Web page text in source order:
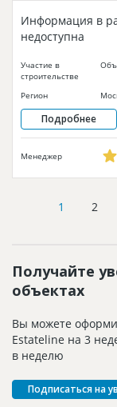
Информация в
недоступна
Участие в
строительстве
Регион
Подробнее
Менеджер
1 2
Получайте
объектах
Вы можете
Estateline на 3
в неделю
Подписаться на